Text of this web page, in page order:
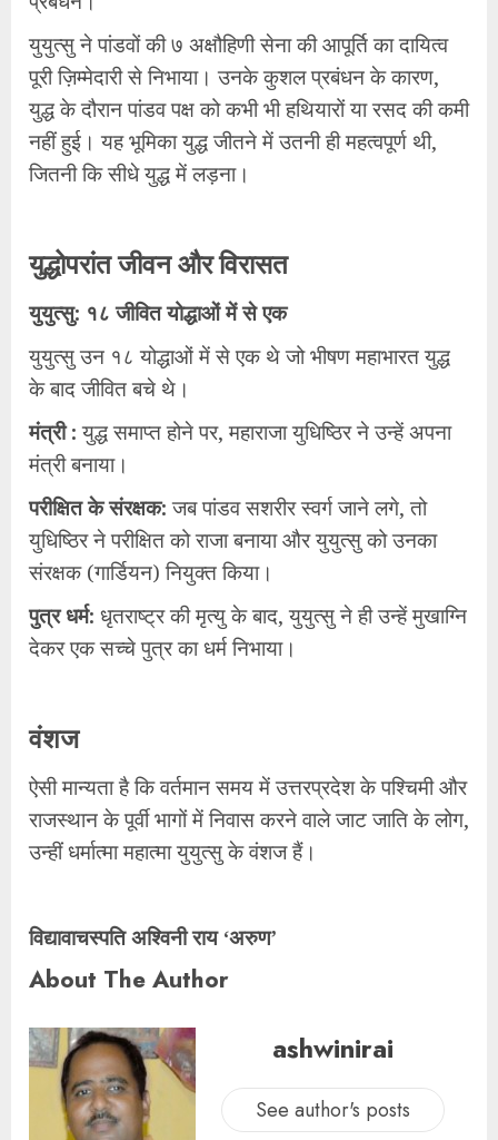
​युयुत्सु ने पांडवों की ७ अक्षौहिणी सेना की आपूर्ति का दायित्व
पूरी ज़िम्मेदारी से निभाया। उनके कुशल प्रबंधन के कारण,
युद्ध के दौरान पांडव पक्ष को कभी भी हथियारों या रसद की कमी
नहीं हुई। यह भूमिका युद्ध जीतने में उतनी ही महत्वपूर्ण थी,
जितनी कि सीधे युद्ध में लड़ना।
​युद्धोपरांत जीवन और विरासत
​युयुत्सु: १८ जीवित योद्धाओं में से एक
​युयुत्सु उन १८ योद्धाओं में से एक थे जो भीषण महाभारत युद्ध
के बाद जीवित बचे थे।
​मंत्री : युद्ध समाप्त होने पर, महाराजा युधिष्ठिर ने उन्हें अपना
मंत्री बनाया।
​परीक्षित के संरक्षक: जब पांडव सशरीर स्वर्ग जाने लगे, तो
युधिष्ठिर ने परीक्षित को राजा बनाया और युयुत्सु को उनका
संरक्षक (गार्डियन) नियुक्त किया।
​पुत्र धर्म: धृतराष्ट्र की मृत्यु के बाद, युयुत्सु ने ही उन्हें मुखाग्नि
देकर एक सच्चे पुत्र का धर्म निभाया।
​वंशज
​ऐसी मान्यता है कि वर्तमान समय में उत्तरप्रदेश के पश्चिमी और
राजस्थान के पूर्वी भागों में निवास करने वाले जाट जाति के लोग,
उन्हीं धर्मात्मा महात्मा युयुत्सु के वंशज हैं।
विद्यावाचस्पति अश्विनी राय ‘अरुण’
About The Author
ashwinirai
See author's posts